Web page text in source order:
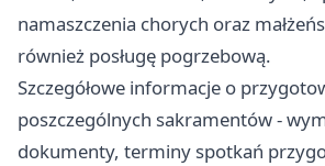
namaszczenia chorych oraz
również posługę pogrzebową.
Szczegółowe informacje o
poszczególnych sakramentów -
dokumenty, terminy spotkań